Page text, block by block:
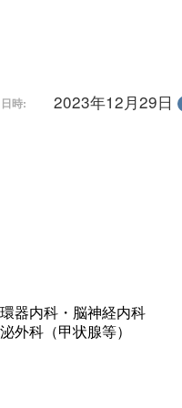
日時: 2023年12月29日
器内科・脳神経内科
外科（甲状腺等）